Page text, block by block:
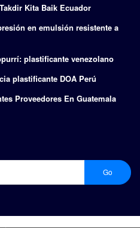
Kita Baik Ecuador
en emulsión resistente a
plastificante venezolano
plastificante DOA Perú
Proveedores En Guatemala
Go